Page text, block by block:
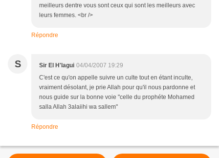
meilleurs dentre vous sont ceux qui sont les meilleurs avec
leurs femmes. <br />
Répondre
S Sir El H'lagui 04/04/2007 19:29
C'est ce qu'on appelle suivre un culte tout en étant inculte,
vraiment désolant, je prie Allah pour qu'il nous pardonne et
nous guide sur la bonne voie "celle du prophéte Mohamed
salla Allah 3alaiihi wa sallem"
Répondre